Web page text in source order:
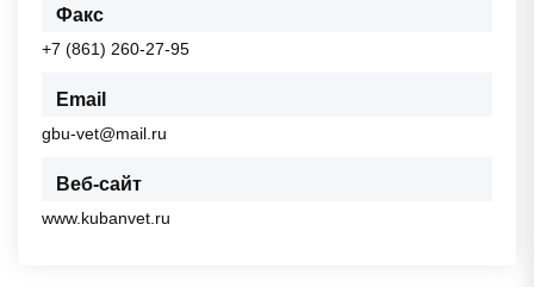
Факс
+7 (861) 260-27-95
Email
gbu-vet@mail.ru
Веб-сайт
www.kubanvet.ru